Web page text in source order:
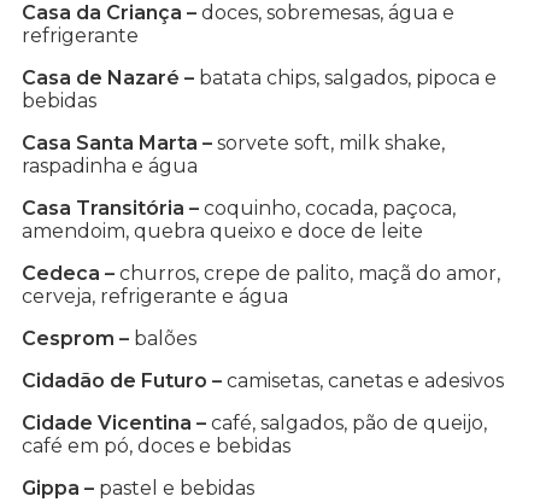
Casa da Criança – doces, sobremesas, água e
refrigerante
Casa de Nazaré – batata chips, salgados, pipoca e
bebidas
Casa Santa Marta – sorvete soft, milk shake,
raspadinha e água
Casa Transitória – coquinho, cocada, paçoca,
amendoim, quebra queixo e doce de leite
Cedeca – churros, crepe de palito, maçã do amor,
cerveja, refrigerante e água
Cesprom – balões
Cidadão de Futuro – camisetas, canetas e adesivos
Cidade Vicentina – café, salgados, pão de queijo,
café em pó, doces e bebidas
Gippa – pastel e bebidas